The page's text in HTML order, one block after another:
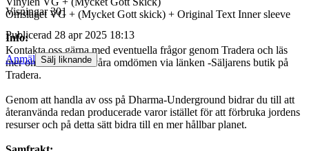
Omslaget VG + (Mycket Gott skick) + Original Text Inner sleeve
Info:
Kontakta oss gärna med eventuella frågor genom Tradera och läs
mer om oss samt se våra omdömen via länken -Säljarens butik på
Tradera.
Genom att handla av oss på Dharma-Underground bidrar du till att
återanvända redan producerade varor istället för att förbruka jordens
resurser och på detta sätt bidra till en mer hållbar planet.
Visningar 301
Publicerad 28 apr 2025 18:13
Anmäl Sälj liknande